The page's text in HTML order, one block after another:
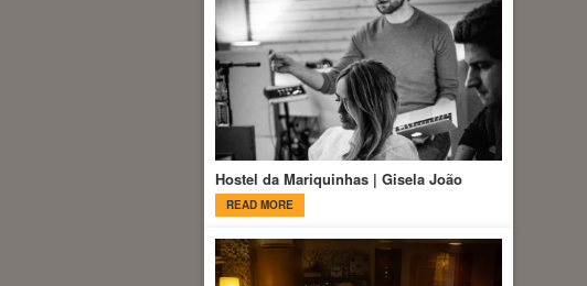
Hostel da Mariquinhas | Gisela João
READ MORE